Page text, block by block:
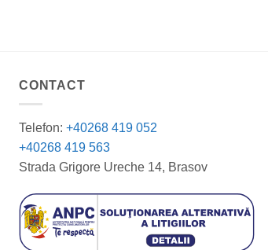
CONTACT
Telefon: +40268 419 052
+40268 419 563
Strada Grigore Ureche 14, Brasov